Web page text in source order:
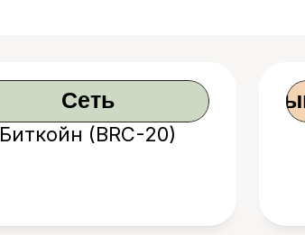
Сеть
Биткойн (BRC-20)